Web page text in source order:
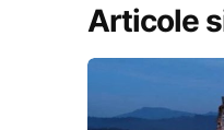
Articole